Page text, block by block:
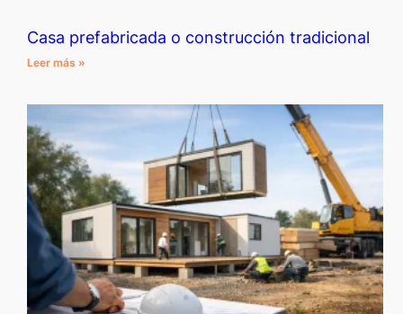
Casa prefabricada o construcción tradicional
Leer más »